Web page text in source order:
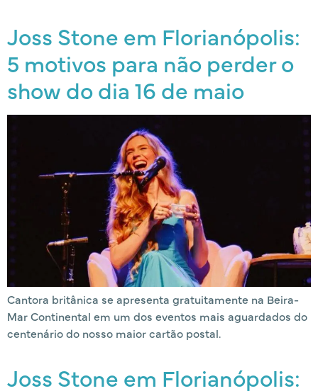
Joss Stone em Florianópolis:
5 motivos para não perder o
show do dia 16 de maio
Cantora britânica se apresenta gratuitamente na Beira-
Mar Continental em um dos eventos mais aguardados do
centenário do nosso maior cartão postal.
Joss Stone em Florianópolis: